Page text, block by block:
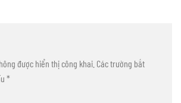
được hiển thị công khai. Các trường bắt
*